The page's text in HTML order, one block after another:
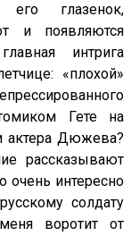
его глазенок,
и появляются
интрига
«плохой»
Гете на
Дюжева?
рассказывают
очень интересно
солдату
воротит от